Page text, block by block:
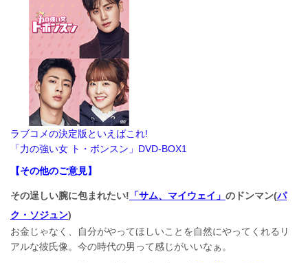
ラブコメの決定版といえばこれ!
「力の強い女 ト・ボンスン」DVD-BOX1
【その他のご意見】
その逞しい腕に包まれたい! 「サム、マイウェイ」 のドンマン(パ
ク・ソジュン)
お金じゃなく、自分がやってほしいことを自然にやってくれるリ
アルな彼氏像。今の時代の男って感じがいいなぁ。